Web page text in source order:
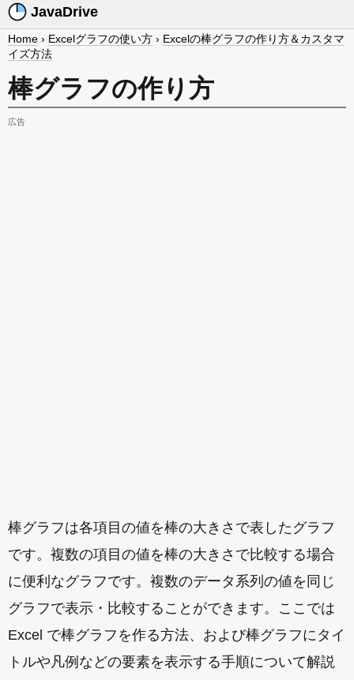
JavaDrive
Home › Excelグラフの使い方 › Excelの棒グラフの作り方＆カスタマ
イズ方法
棒グラフの作り方
広告
棒グラフは各項目の値を棒の大きさで表したグラフ
です。複数の項目の値を棒の大きさで比較する場合
に便利なグラフです。複数のデータ系列の値を同じ
グラフで表示・比較することができます。ここでは
Excel で棒グラフを作る方法、および棒グラフにタイ
トルや凡例などの要素を表示する手順について解説